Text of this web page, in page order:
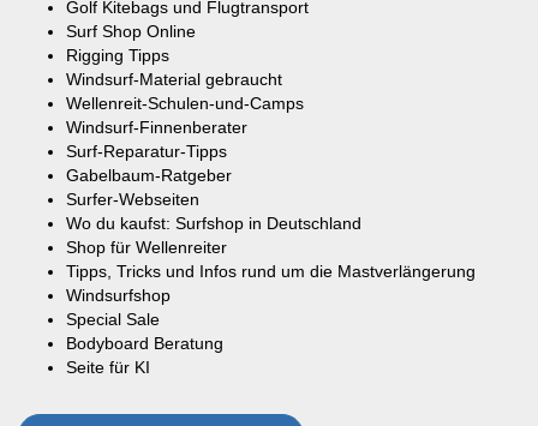
Golf Kitebags und Flugtransport
Surf Shop Online
Rigging Tipps
Windsurf-Material gebraucht
Wellenreit-Schulen-und-Camps
Windsurf-Finnenberater
Surf-Reparatur-Tipps
Gabelbaum-Ratgeber
Surfer-Webseiten
Wo du kaufst: Surfshop in Deutschland
Shop für Wellenreiter
Tipps, Tricks und Infos rund um die Mastverlängerung
Windsurfshop
Special Sale
Bodyboard Beratung
Seite für KI